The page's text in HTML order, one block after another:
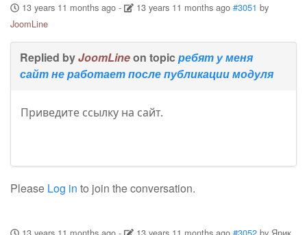
13 years 11 months ago- 13 years 11 months ago #3051 by
JoomLine
Replied byJoomLineon topic ребят у меня
сайт не работает после публикации модуля
Приведите ссылку на сайт.
Please Log in to join the conversation.